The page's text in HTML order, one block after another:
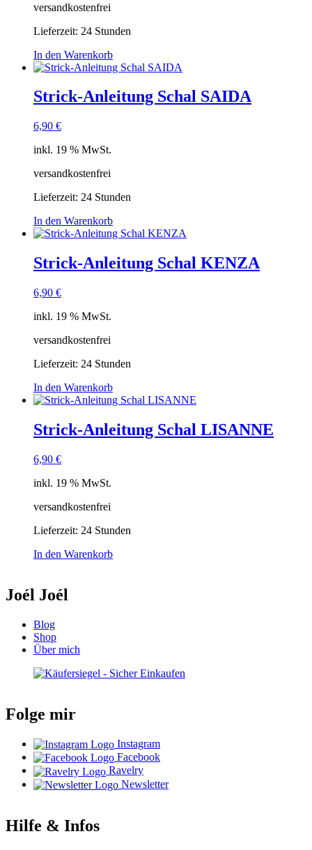
versandkostenfrei
Lieferzeit: 24 Stunden
In den Warenkorb
Strick-Anleitung Schal SAIDA
6,90 €
inkl. 19 % MwSt.
versandkostenfrei
Lieferzeit: 24 Stunden
In den Warenkorb
Strick-Anleitung Schal KENZA
6,90 €
inkl. 19 % MwSt.
versandkostenfrei
Lieferzeit: 24 Stunden
In den Warenkorb
Strick-Anleitung Schal LISANNE
6,90 €
inkl. 19 % MwSt.
versandkostenfrei
Lieferzeit: 24 Stunden
In den Warenkorb
Joél Joél
Blog
Shop
Über mich
Folge mir
Instagram
Facebook
Ravelry
Newsletter
Hilfe & Infos